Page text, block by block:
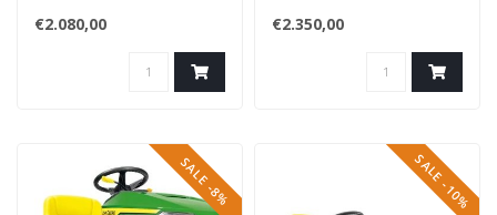
€2.080,00 €2.350,00
SALE -8% SALE -10%